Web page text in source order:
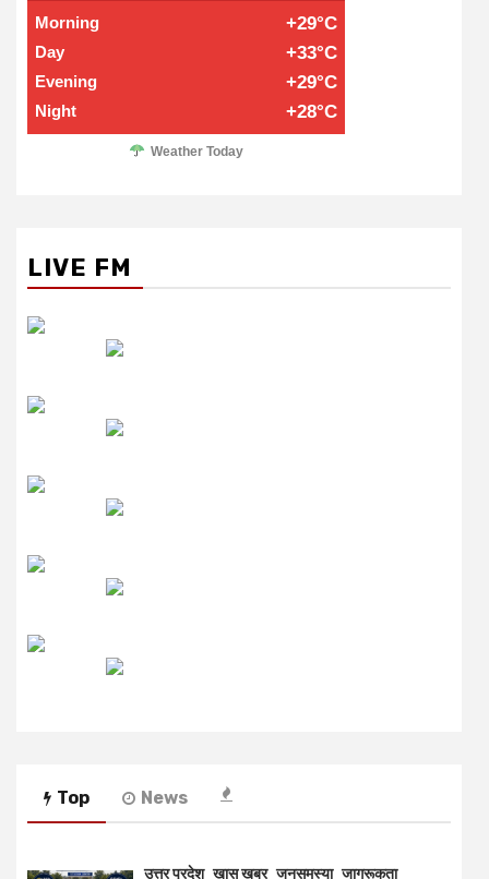
Morning +29°C
Day +33°C
Evening +29°C
Night +28°C
Weather Today
LIVE FM
Top News
उत्तर प्रदेश खास खबर जनसमस्या जागरूकता